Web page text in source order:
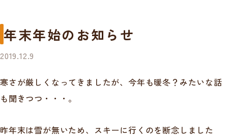
年末年始のお知らせ
2019.12.9
寒さが厳しくなってきましたが、今年も暖冬？みたいな話
も聞きつつ・・・。
昨年末は雪が無いため、スキーに行くのを断念しました